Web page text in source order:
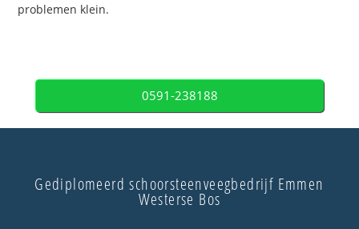
problemen klein.
0591-238188
Gediplomeerd schoorsteenveegbedrijf Emmen
Westerse Bos